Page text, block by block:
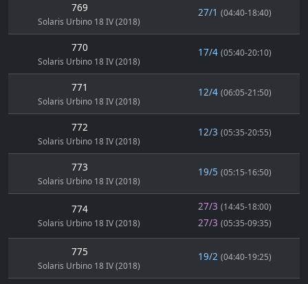
769
Solaris Urbino 18 IV (2018)
27/1 (04:40-18:40)
770
Solaris Urbino 18 IV (2018)
17/4 (05:40-20:10)
771
Solaris Urbino 18 IV (2018)
12/4 (06:05-21:50)
772
Solaris Urbino 18 IV (2018)
12/3 (05:35-20:55)
773
Solaris Urbino 18 IV (2018)
19/5 (05:15-16:50)
774
Solaris Urbino 18 IV (2018)
27/3 (14:45-18:00)
27/3 (05:35-09:35)
775
Solaris Urbino 18 IV (2018)
19/2 (04:40-19:25)